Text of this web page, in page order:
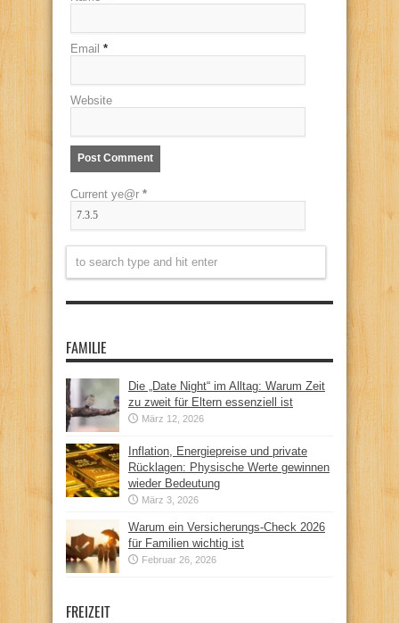
Email *
Website
Current ye@r *
FAMILIE
Die „Date Night“ im Alltag: Warum Zeit
zu zweit für Eltern essenziell ist
März 12, 2026
Inflation, Energiepreise und private
Rücklagen: Physische Werte gewinnen
wieder Bedeutung
März 3, 2026
Warum ein Versicherungs-Check 2026
für Familien wichtig ist
Februar 26, 2026
FREIZEIT